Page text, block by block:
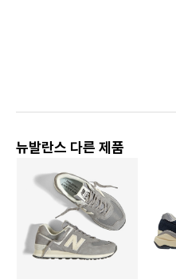
뉴발란스 다른 제품